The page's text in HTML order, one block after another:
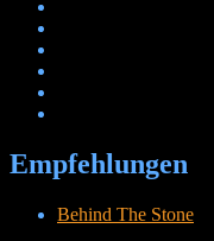
Empfehlungen
Behind The Stone